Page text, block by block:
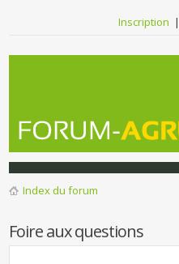
Inscription |
Index du forum
Foire aux questions